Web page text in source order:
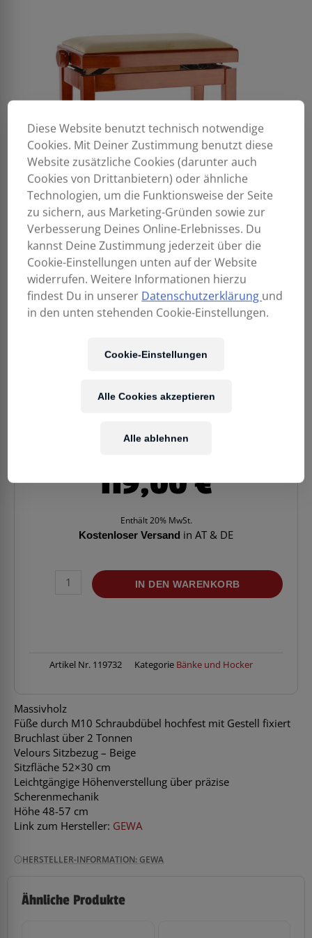
119,00€
Enthält 20% MwSt.
Kostenloser Versand in AT & DE
KLAVIERBANK
Menge
IN DEN WARENKORB
Artikel Nr. 119732 Kategorie Bänke und Hocker
Massivholz
Füße durch M10 Schraubdübel hochfest mit Gestell fixiert
Bruchlast über 2 Tonnen
Velours Sitzbezug – Beige
Sitzfläche 52×30 cm
Leichtgängige Höhenverstellung über präzise
Scherenmechanik
Höhe 48-57 cm
Link zum Hersteller: GEWA
HERSTELLER-INFORMATION: GEWA
Ähnliche Produkte
Diese Website benutzt technisch notwendige
Cookies. Mit Deiner Zustimmung benutzt diese
Website zusätzliche Cookies (darunter auch
Cookies von Drittanbietern) oder ähnliche
Technologien, um die Funktionsweise der Seite
zu sichern, aus Marketing-Gründen sowie zur
Verbesserung Deines Online-Erlebnisses. Du
kannst Deine Zustimmung jederzeit über die
Cookie-Einstellungen unten auf der Website
widerrufen. Weitere Informationen hierzu
findest Du in unserer Datenschutzerklärung und
in den unten stehenden Cookie-Einstellungen.
Cookie-Einstellungen
Alle ablehnen
Alle Cookies akzeptieren